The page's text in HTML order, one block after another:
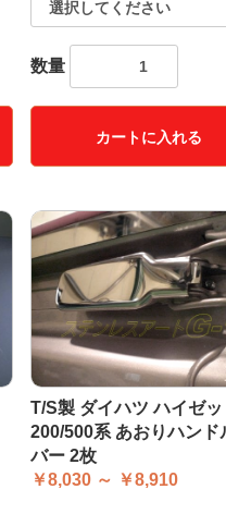
数量
カートに入れる
T/S製 ダイハツ ハイゼッ
200/500系 あおりハンド
バー 2枚
￥8,030 ～ ￥8,910